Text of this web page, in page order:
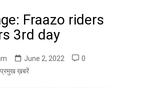
Fraazo riders
3rd day
June 2, 2022
0
प्रमुख ख़बरें